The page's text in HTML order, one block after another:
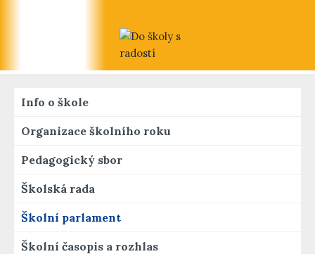
Info o škole
Organizace školního roku
Pedagogický sbor
Školská rada
Školní parlament
Školní časopis a rozhlas